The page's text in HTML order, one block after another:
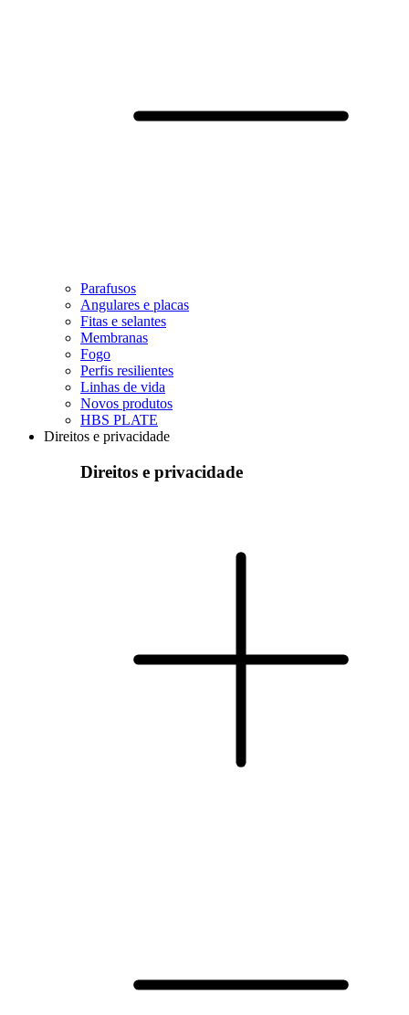
Parafusos
Angulares e placas
Fitas e selantes
Membranas
Fogo
Perfis resilientes
Linhas de vida
Novos produtos
HBS PLATE
Direitos e privacidade
Direitos e privacidade